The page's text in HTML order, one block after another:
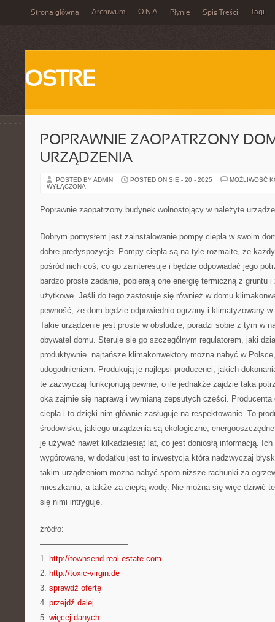
Strona główna Archiwum O.N.A Płynie Spis Treści Tagi
OSTRE
POPRAWNIE ZAOPATRZONY
URZĄDZENIA
POSTED BY ADMIN POSTED ON SIE - 20 - 2025
MOŻLIWOŚĆ
WYŁĄCZONA
Poprawnie zaopatrzony budynek wolnostojący w należyte
Dobrym pomysłem jest zainstalowanie pompy ciepła w swoim
dobre predyspozycje. Pompy ciepła są na tyle rozmaite, że
pośród nich coś, co go zainteresuje i będzie odpowiadać jego
bardzo proste zadanie, pobierają one energię termiczną z gruntu i
użytkowe. Jeśli do tego zastosuje się również w domu
pewność, że dom będzie odpowiednio ogrzany i klimatyzowany
Takie urządzenie jest proste w obsłudze, poradzi sobie z tym w
obywatel domu. Steruje się go szczególnym regulatorem, jaki
produktywnie. najtańsze klimakonwektory można nabyć w
udogodnieniem. Produkują je najlepsi producenci, jakich
te zazwyczaj funkcjonują pewnie, o ile jednakże zajdzie taka
oka zajmie się naprawą i wymianą zepsutych części.
ciepła i to dzięki nim głównie zasługuje na respektowanie. To
środowisku, jakiego urządzenia są ekologiczne,
je używać nawet kilkadziesiąt lat, co jest doniosłą informacją.
wygórowane, w dodatku jest to inwestycja która nadzwyczaj
takim urządzeniom można nabyć sporo niższe rachunki za
mieszkaniu, a także za ciepłą wodę. Nie można się więc dziwić
się nimi intryguje.
źródło:
———————————
1. http://townsend-real-estate.com
2. http://toxic-virgin.de
3. sprawdź ofertę
4. przejdź dalej
5. więcej danych